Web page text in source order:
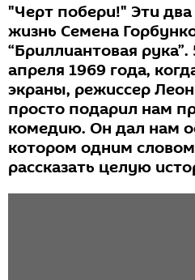
"Черт побери!" Эти
жизнь Семена
“Бриллиантовая
апреля 1969 года,
экраны, режиссер
просто подарил нам
комедию. Он дал нам
котором одним
рассказать целую